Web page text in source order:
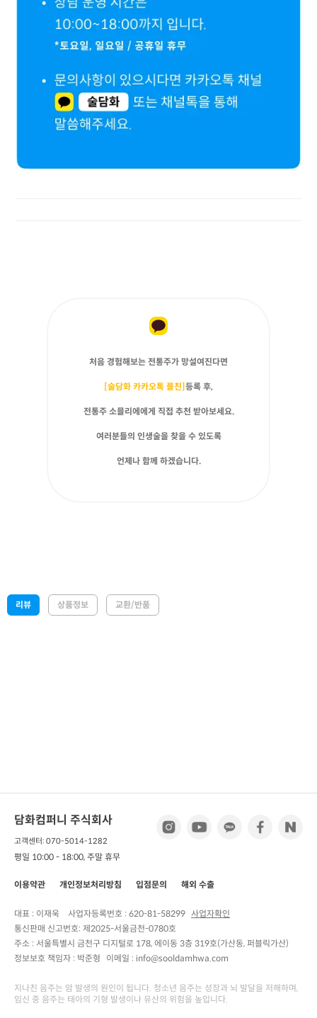
처음 경험해보는 전통주가 망설여진다면
[술담화 카카오톡 플친] 등록 후,
전통주 소믈리에에게 직접 추천 받아보세요.
여러분들의 인생술을 찾을 수 있도록
언제나 함께 하겠습니다.
리뷰 상품정보 교환/반품
담화컴퍼니 주식회사
고객센터: 070-5014-1282
평일 10:00 - 18:00, 주말 휴무
이용약관 개인정보처리방침 입점문의 해외 수출
대표 : 이재욱 사업자등록번호 : 620-81-58299 사업자확인
통신판매 신고번호: 제2025-서울금천-0780호
주소 : 서울특별시 금천구 디지털로 178, 에이동 3층 319호(가산동, 퍼블릭가산)
정보보호 책임자 : 박준형 이메일 : info@sooldamhwa.com
지나친 음주는 암 발생의 원인이 됩니다. 청소년 음주는 성장과 뇌 발달을 저해하며,
임신 중 음주는 태아의 기형 발생이나 유산의 위험을 높입니다.